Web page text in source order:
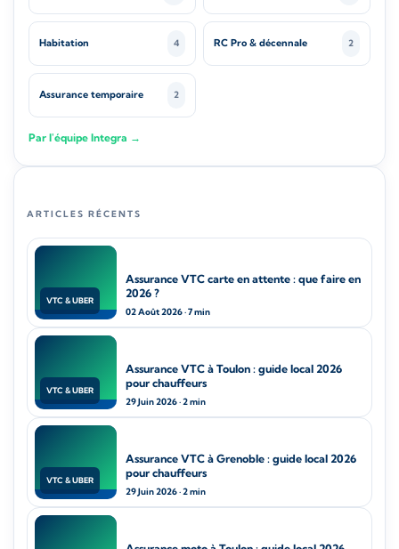
Habitation 4 RC Pro & décennale 2
Assurance temporaire 2
Par l'équipe Integra →
ARTICLES RÉCENTS
VTC & UBER
Assurance VTC carte en attente : que faire en
2026 ?
02 Août 2026 · 7 min
VTC & UBER
Assurance VTC à Toulon : guide local 2026
pour chauffeurs
29 Juin 2026 · 2 min
VTC & UBER
Assurance VTC à Grenoble : guide local 2026
pour chauffeurs
29 Juin 2026 · 2 min